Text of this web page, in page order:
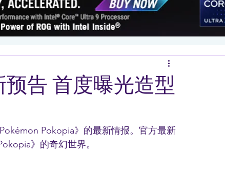
预告 首度曝光造型
Pokopia》的最新情报。官方最新
》的奇幻世界。